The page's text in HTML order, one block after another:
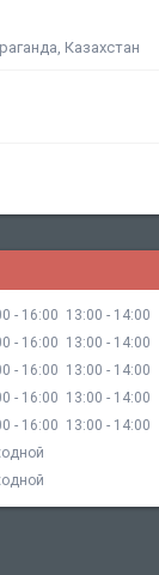
Казахстан
16:00 13:00
14:00
16:00 13:00
14:00
16:00 13:00
14:00
16:00 13:00
14:00
16:00 13:00
14:00